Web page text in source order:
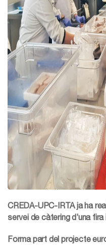
CREDA-UPC-IRTA ja ha
servei de càtering d’una
Forma part del projecte